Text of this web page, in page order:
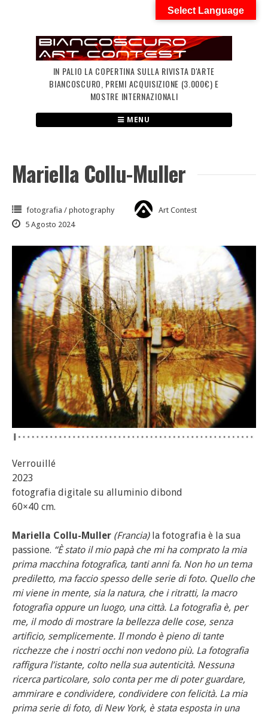
IN PALIO LA COPERTINA SULLA RIVISTA D'ARTE
BIANCOSCURO, PREMI ACQUISIZIONE (3.000€) E
MOSTRE INTERNAZIONALI
MENU
Mariella Collu-Muller
fotografia / photography
Art Contest
5 Agosto 2024
Verrouillé
2023
fotografia digitale su alluminio dibond
60×40 cm.
Mariella Collu-Muller (Francia)la fotografia è la sua
passione. “È stato il mio papà che mi ha comprato la mia
prima macchina fotografica, tanti anni fa. Non ho un tema
prediletto, ma faccio spesso delle serie di foto. Quello che
mi viene in mente, sia la natura, che i ritratti, la macro
fotografia oppure un luogo, una città. La fotografia è, per
me, il modo di mostrare la bellezza delle cose, senza
artificio, semplicemente. Il mondo è pieno di tante
ricchezze che i nostri occhi non vedono più. La fotografia
raffigura l’istante, colto nella sua autenticità. Nessuna
ricerca particolare, solo conta per me di poter guardare,
ammirare e condividere, condividere con felicità. La mia
prima serie di foto, di New York, è stata esposta in una
Select Language